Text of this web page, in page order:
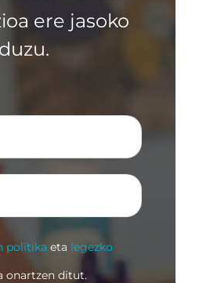
ere jasoko
duzu.
politika eta legezko
onartzen ditut.